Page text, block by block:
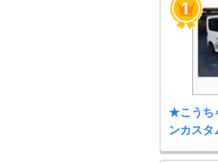
★こうち
ンカスタ